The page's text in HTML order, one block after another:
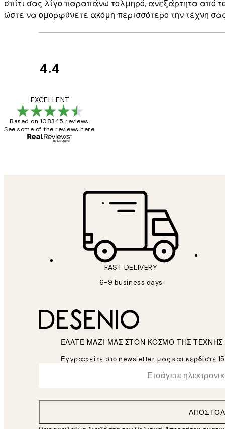
σπίτι σας λίγο παραπάνω τολμηρό, ανεξάρτητα από
ώστε να ομορφύνετε ακόμη περισσότερο την τέχνη
4.4
EXCELLENT
Based on 108345 reviews.
See some of the reviews here.
FAST DELIVERY
6-9 business days
ΕΛΑΤΕ ΜΑΖΙ ΜΑΣ ΣΤΟΝ ΚΟΣΜΟ ΤΗΣ ΤΕΧΝΗΣ
Εγγραφείτε στο newsletter μας και κερδίστε